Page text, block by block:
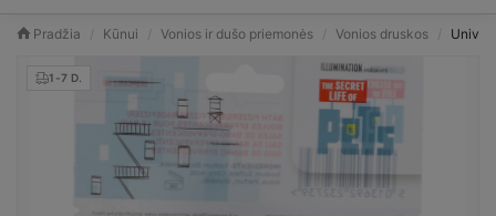
Pradžia Kūnui Vonios ir dušo priemonės Vonios druskos
1-7 D.